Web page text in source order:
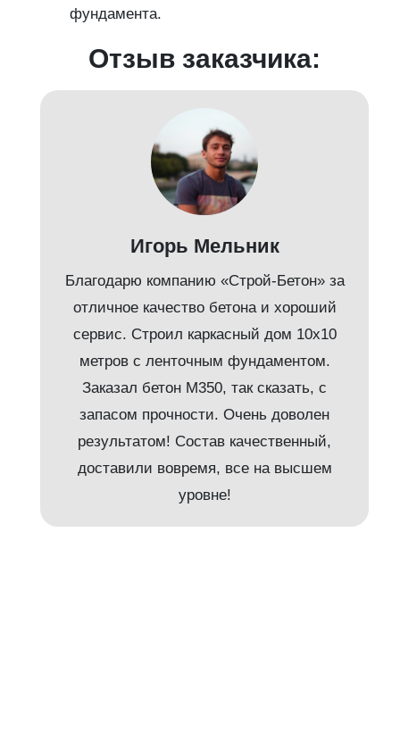
фундамента.
Отзыв заказчика:
Игорь Мельник
Благодарю компанию «Строй-Бетон» за
отличное качество бетона и хороший
сервис. Строил каркасный дом 10х10
метров с ленточным фундаментом.
Заказал бетон М350, так сказать, с
запасом прочности. Очень доволен
результатом! Состав качественный,
доставили вовремя, все на высшем
уровне!